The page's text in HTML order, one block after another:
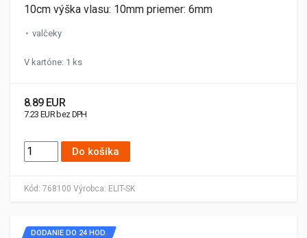
Kód: 768100 Výrobca: ELIT-SK
10cm výška vlasu: 10mm priemer: 6mm
valčeky
V kartóne: 1 ks
8.89 EUR
7.23 EUR bez DPH
Do košíka
DODANIE DO 24 HOD.